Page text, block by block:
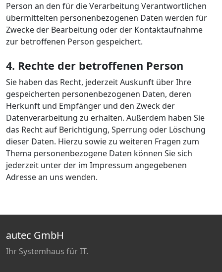
Person an den für die Verarbeitung Verantwortlichen
übermittelten personenbezogenen Daten werden für
Zwecke der Bearbeitung oder der Kontaktaufnahme
zur betroffenen Person gespeichert.
4. Rechte der betroffenen Person
Sie haben das Recht, jederzeit Auskunft über Ihre
gespeicherten personenbezogenen Daten, deren
Herkunft und Empfänger und den Zweck der
Datenverarbeitung zu erhalten. Außerdem haben Sie
das Recht auf Berichtigung, Sperrung oder Löschung
dieser Daten. Hierzu sowie zu weiteren Fragen zum
Thema personenbezogene Daten können Sie sich
jederzeit unter der im Impressum angegebenen
Adresse an uns wenden.
autec GmbH
Ihr Systemhaus für IT.